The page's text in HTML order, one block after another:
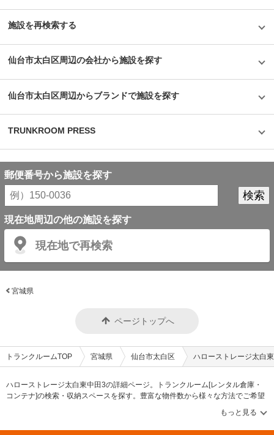
国内トップシェアを誇る企業だが、郊外にあることも多く、車を利用して自
いたいときに使える場所にあるという利点があり、女性が使いずらいという
イメージも安心のセキュリティやクリーンで清潔な部屋といった機能面でも
カバーしている。一度使ってみるとその便利さが気に入り、長く継続して使
施設を再検索する
仙台市太白区周辺の会社から施設を探す
仙台市太白区周辺からブランドで施設を探す
TRUNKROOM PRESS
郵便番号から施設を探す
現在地周辺の他の施設を探す
現在地で再検索
宮城県
ページトップへ
トランクルームTOP 宮城県 仙台市太白区 ハローストレージ太白
ハローストレージ太白東中田3の詳細ページ。トランクルーム[レンタル倉庫・
コンテナ]の検索・収納スペースを探す。豊富な物件数から様々な方法でご希望
の収納スペースを簡単に探せるトランクルーム情報サイトです。ハローストレ
ージ太白東中田3の住所・最寄りの駅、物件タイプのご紹介や料金表、お得なキ
ャンペーン情報もあります。気になる物件タイプを見つけたら、メールか電話